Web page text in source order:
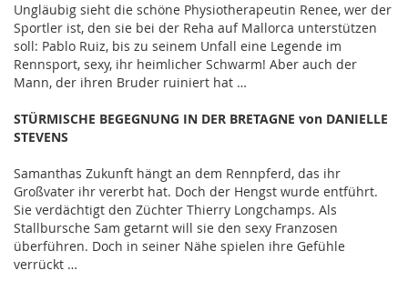
Ungläubig sieht die schöne Physiotherapeutin Renee, wer der
Sportler ist, den sie bei der Reha auf Mallorca unterstützen
soll: Pablo Ruiz, bis zu seinem Unfall eine Legende im
Rennsport, sexy, ihr heimlicher Schwarm! Aber auch der
Mann, der ihren Bruder ruiniert hat …
STÜRMISCHE BEGEGNUNG IN DER BRETAGNE von DANIELLE
STEVENS
Samanthas Zukunft hängt an dem Rennpferd, das ihr
Großvater ihr vererbt hat. Doch der Hengst wurde entführt.
Sie verdächtigt den Züchter Thierry Longchamps. Als
Stallbursche Sam getarnt will sie den sexy Franzosen
überführen. Doch in seiner Nähe spielen ihre Gefühle
verrückt …